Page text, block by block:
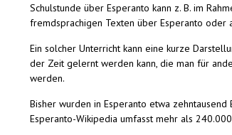
Schulstunde über Esperanto kann z. B. im
fremdsprachigen Texten über Esperanto oder
Ein solcher Unterricht kann eine kurze
der Zeit gelernt werden kann, die man für
werden.
Bisher wurden in Esperanto etwa
Esperanto-Wikipedia umfasst mehr als